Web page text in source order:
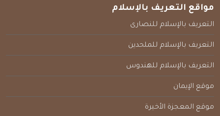
مواقع التعريف بالإسلام
التعريف بالإسلام للنصارى
التعريف بالإسلام للملحدين
التعريف بالإسلام للهندوس
موقع الإيمان
موقع المعجزة الأخيرة